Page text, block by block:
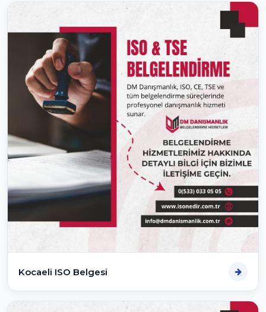
Kocaeli ISO Belgesi